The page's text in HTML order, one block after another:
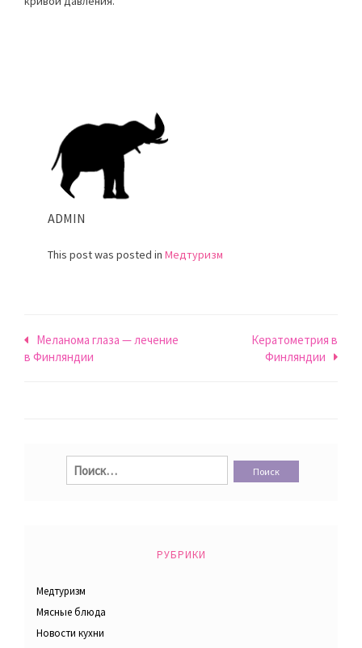
ADMIN
This post was posted in Медтуризм
Навигация
по
Меланома глаза — лечение
в Финляндии
Кератометрия в
Финляндии
Найти:
РУБРИКИ
Медтуризм
Мясные блюда
Новости кухни